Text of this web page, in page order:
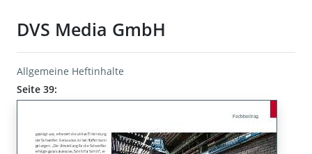
DVS Media GmbH
Allgemeine Heftinhalte
Seite 39: